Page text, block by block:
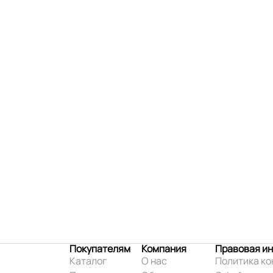
Покупателям
Каталог
Компания
О нас
Правовая
Политика